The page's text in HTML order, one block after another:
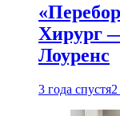
Хирург
Лоуренс
3 года спустя